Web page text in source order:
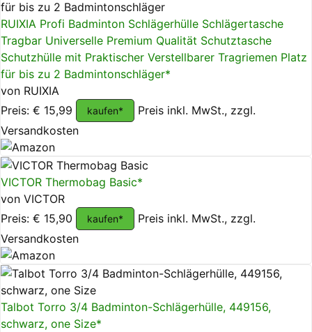
RUIXIA Profi Badminton Schlägerhülle Schlägertasche
Tragbar Universelle Premium Qualität Schutztasche
Schutzhülle mit Praktischer Verstellbarer Tragriemen Platz
für bis zu 2 Badmintonschläger*
von RUIXIA
Preis: € 15,99
kaufen*
Preis inkl. MwSt., zzgl.
Versandkosten
VICTOR Thermobag Basic*
von VICTOR
Preis: € 15,90
kaufen*
Preis inkl. MwSt., zzgl.
Versandkosten
Talbot Torro 3/4 Badminton-Schlägerhülle, 449156,
schwarz, one Size*